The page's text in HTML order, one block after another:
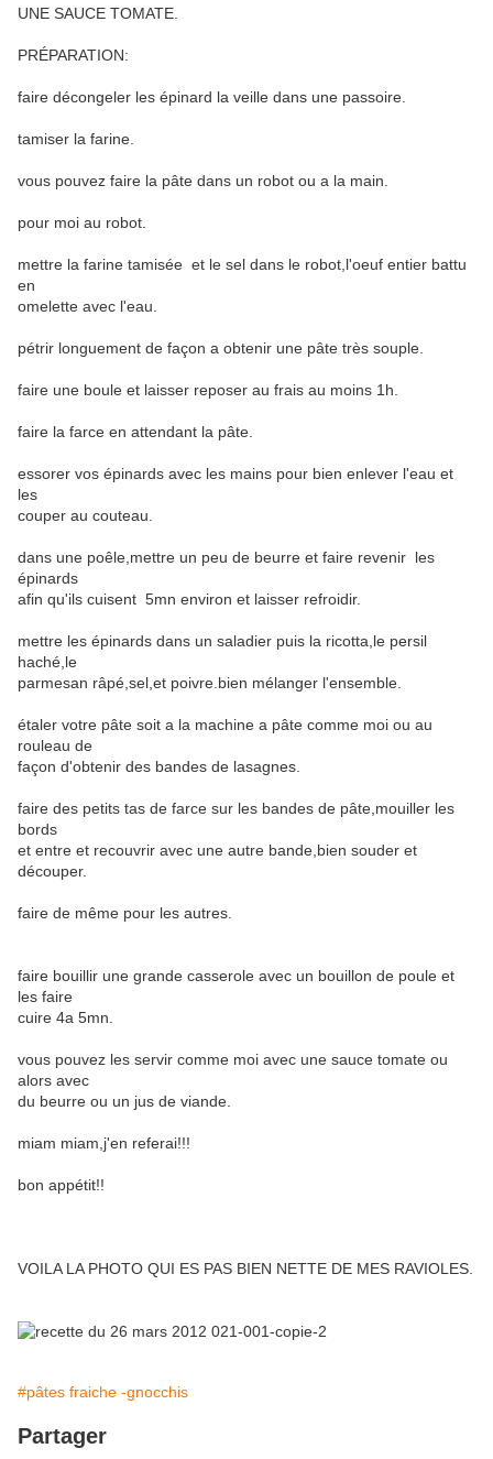
UNE SAUCE TOMATE.
PRÉPARATION:
faire décongeler les épinard la veille dans une passoire.
tamiser la farine.
vous pouvez faire la pâte dans un robot ou a la main.
pour moi au robot.
mettre la farine tamisée et le sel dans le robot,l'oeuf entier battu
en
omelette avec l'eau.
pétrir longuement de façon a obtenir une pâte très souple.
faire une boule et laisser reposer au frais au moins 1h.
faire la farce en attendant la pâte.
essorer vos épinards avec les mains pour bien enlever l'eau et
les
couper au couteau.
dans une poêle,mettre un peu de beurre et faire revenir les
épinards
afin qu'ils cuisent 5mn environ et laisser refroidir.
mettre les épinards dans un saladier puis la ricotta,le persil
haché,le
parmesan râpé,sel,et poivre.bien mélanger l'ensemble.
étaler votre pâte soit a la machine a pâte comme moi ou au
rouleau de
façon d'obtenir des bandes de lasagnes.
faire des petits tas de farce sur les bandes de pâte,mouiller les
bords
et entre et recouvrir avec une autre bande,bien souder et
découper.
faire de même pour les autres.
faire bouillir une grande casserole avec un bouillon de poule et
les faire
cuire 4a 5mn.
vous pouvez les servir comme moi avec une sauce tomate ou
alors avec
du beurre ou un jus de viande.
miam miam,j'en referai!!!
bon appétit!!
VOILA LA PHOTO QUI ES PAS BIEN NETTE DE MES RAVIOLES.
#pâtes fraiche -gnocchis
Partager